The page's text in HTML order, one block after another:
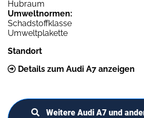
Hubraum
Umweltnormen:
Schadstoffklasse
Umweltplakette
Standort
Details zum Audi A7 anzeigen
Weitere Audi A7 und